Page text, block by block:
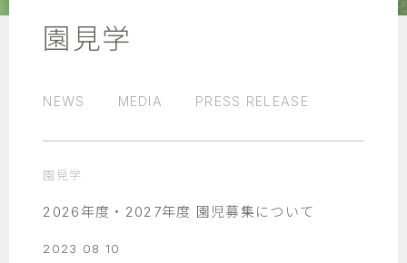
園見学
NEWS MEDIA PRESS RELEASE
園見学
2026年度・2027年度 園児募集について
2023 08 10